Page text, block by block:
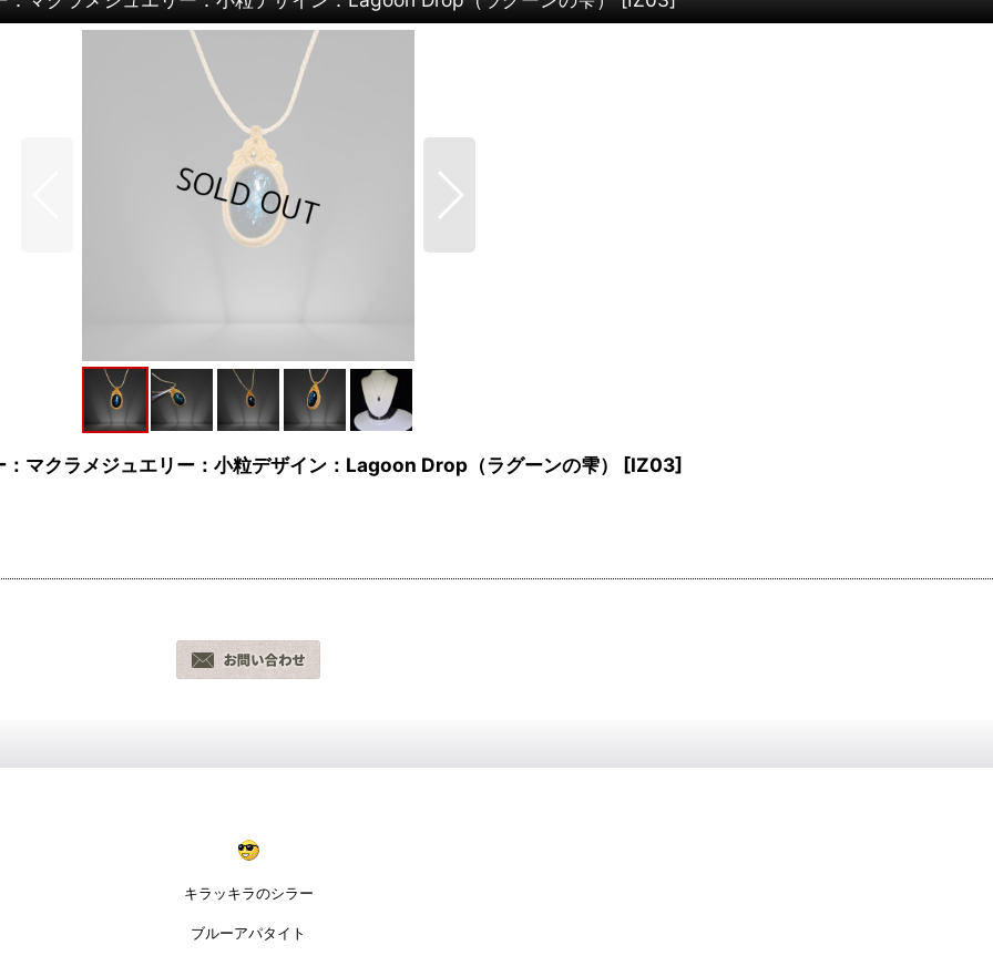
クラメジュエリー：小粒デザイン：Lagoon Drop（ラグーンの雫） [IZ03]
キラッキラのシラー
ブルーアパタイト